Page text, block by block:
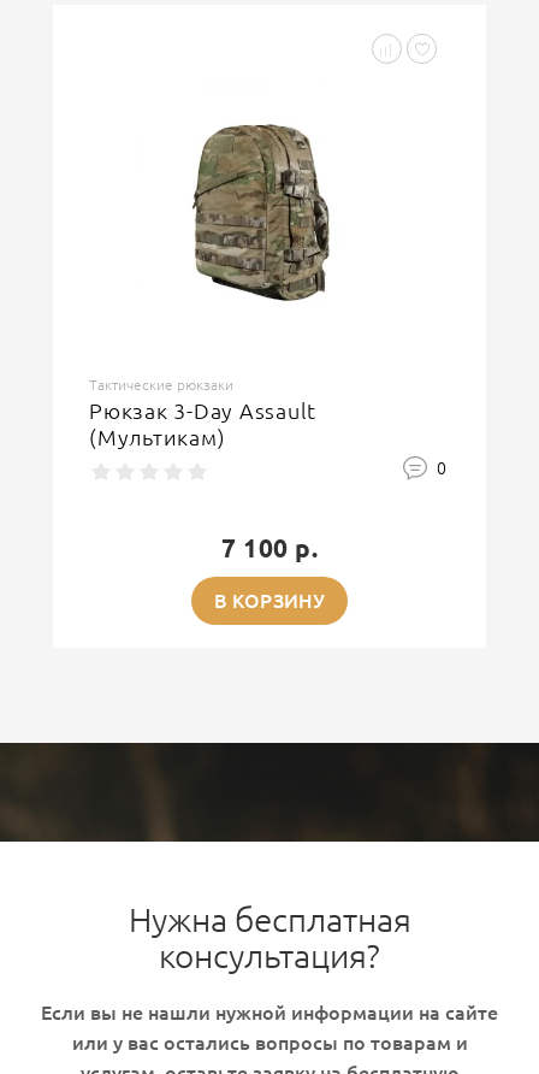
Тактические рюкзаки
Рюкзак 3-Day Assault
(Мультикам)
0
7 100 р.
В КОРЗИНУ
Нужна бесплатная
консультация?